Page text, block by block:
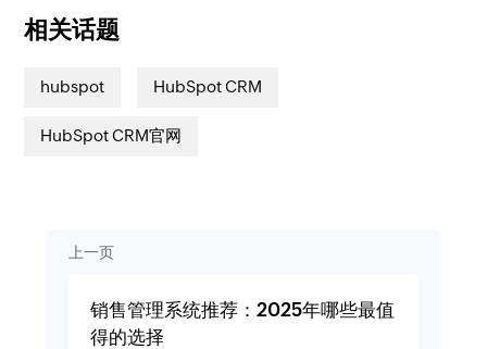
相关话题
hubspot HubSpot CRM
HubSpot CRM官网
上一页
销售管理系统推荐：2025年哪些最值
得的选择